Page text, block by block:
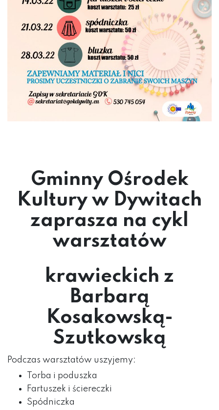
Gminny Ośrodek
Kultury w Dywitach
zaprasza na cykl
warsztatów
krawieckich z
Barbarą
Kosakowską-
Szutkowską
Podczas warsztatów uszyjemy:
Torba i poduszka
Fartuszek i ściereczki
Spódniczka